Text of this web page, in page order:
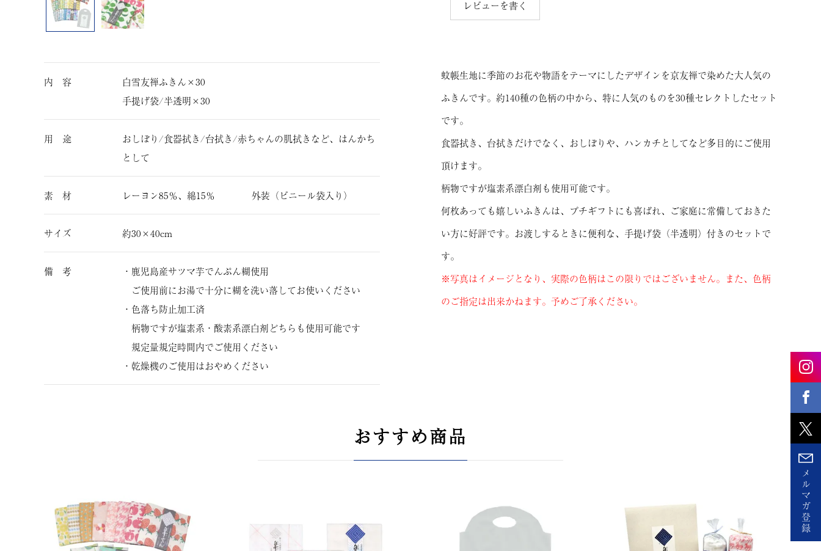
メ
ル
マ
ガ
登
録
内 容
白雪友禅ふきん×30
手提げ袋/半透明×30
用 途
おしぼり/食器拭き/台拭き/赤ちゃんの肌拭きなど、はんかち
として
素 材 レーヨン85％、綿15％ 外装（ビニール袋入り）
サイズ 約30×40cm
備 考
・鹿児島産サツマ芋でんぷん糊使用
ご使用前にお湯で十分に糊を洗い落してお使いください
・色落ち防止加工済
柄物ですが塩素系・酸素系漂白剤どちらも使用可能です
規定量規定時間内でご使用ください
・乾燥機のご使用はおやめください
レビューを書く
蚊帳生地に季節のお花や物語をテーマにしたデザインを京友禅で染めた大人気の
ふきんです。約140種の色柄の中から、特に人気のものを30種セレクトしたセット
です。
食器拭き、台拭きだけでなく、おしぼりや、ハンカチとしてなど多目的にご使用
頂けます。
柄物ですが塩素系漂白剤も使用可能です。
何枚あっても嬉しいふきんは、プチギフトにも喜ばれ、ご家庭に常備しておきた
い方に好評です。お渡しするときに便利な、手提げ袋（半透明）付きのセットで
す。
※写真はイメージとなり、実際の色柄はこの限りではございません。また、色柄
のご指定は出来かねます。予めご了承ください。
おすすめ商品